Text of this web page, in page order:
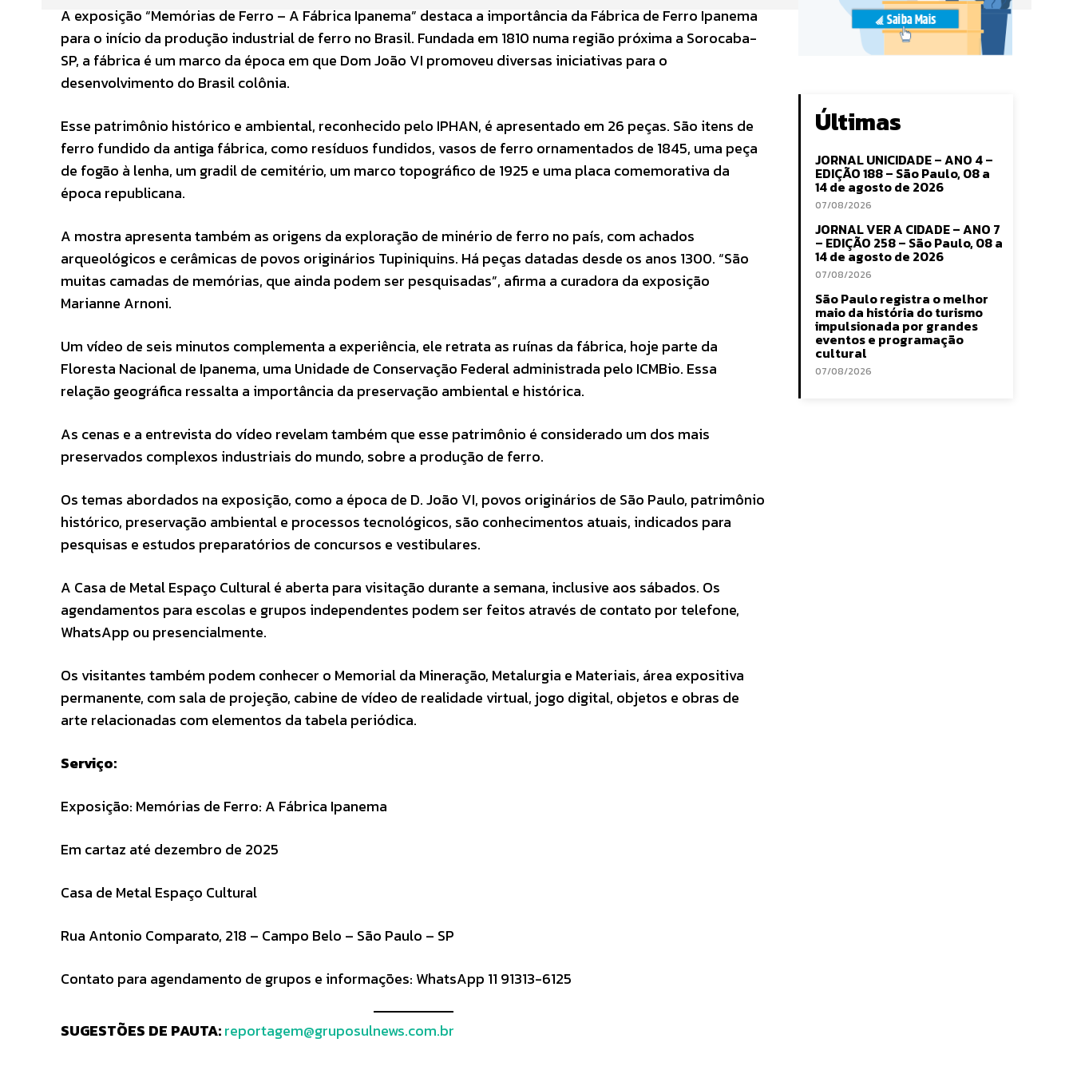
A exposição “Memórias de Ferro – A Fábrica Ipanema” destaca a importância da Fábrica de Ferro Ipanema
para o início da produção industrial de ferro no Brasil. Fundada em 1810 numa região próxima a Sorocaba-
SP, a fábrica é um marco da época em que Dom João VI promoveu diversas iniciativas para o
desenvolvimento do Brasil colônia.
Esse patrimônio histórico e ambiental, reconhecido pelo IPHAN, é apresentado em 26 peças. São itens de
ferro fundido da antiga fábrica, como resíduos fundidos, vasos de ferro ornamentados de 1845, uma peça
de fogão à lenha, um gradil de cemitério, um marco topográfico de 1925 e uma placa comemorativa da
época republicana.
A mostra apresenta também as origens da exploração de minério de ferro no país, com achados
arqueológicos e cerâmicas de povos originários Tupiniquins. Há peças datadas desde os anos 1300. “São
muitas camadas de memórias, que ainda podem ser pesquisadas”, afirma a curadora da exposição
Marianne Arnoni.
Um vídeo de seis minutos complementa a experiência, ele retrata as ruínas da fábrica, hoje parte da
Floresta Nacional de Ipanema, uma Unidade de Conservação Federal administrada pelo ICMBio. Essa
relação geográfica ressalta a importância da preservação ambiental e histórica.
As cenas e a entrevista do vídeo revelam também que esse patrimônio é considerado um dos mais
preservados complexos industriais do mundo, sobre a produção de ferro.
Os temas abordados na exposição, como a época de D. João VI, povos originários de São Paulo, patrimônio
histórico, preservação ambiental e processos tecnológicos, são conhecimentos atuais, indicados para
pesquisas e estudos preparatórios de concursos e vestibulares.
A Casa de Metal Espaço Cultural é aberta para visitação durante a semana, inclusive aos sábados. Os
agendamentos para escolas e grupos independentes podem ser feitos através de contato por telefone,
WhatsApp ou presencialmente.
Os visitantes também podem conhecer o Memorial da Mineração, Metalurgia e Materiais, área expositiva
permanente, com sala de projeção, cabine de vídeo de realidade virtual, jogo digital, objetos e obras de
arte relacionadas com elementos da tabela periódica.
Serviço:
Exposição: Memórias de Ferro: A Fábrica Ipanema
Em cartaz até dezembro de 2025
Casa de Metal Espaço Cultural
Rua Antonio Comparato, 218 – Campo Belo – São Paulo – SP
Contato para agendamento de grupos e informações: WhatsApp 11 91313-6125
SUGESTÕES DE PAUTA:reportagem@gruposulnews.com.br
Últimas
JORNAL UNICIDADE – ANO 4 –
EDIÇÃO 188 – São Paulo, 08 a
14 de agosto de 2026
07/08/2026
JORNAL VER A CIDADE – ANO 7
– EDIÇÃO 258 – São Paulo, 08 a
14 de agosto de 2026
07/08/2026
São Paulo registra o melhor
maio da história do turismo
impulsionada por grandes
eventos e programação
cultural
07/08/2026